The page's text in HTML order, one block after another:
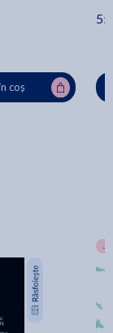
coș
-